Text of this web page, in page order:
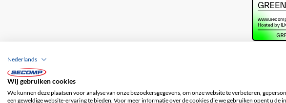
Nederlands
Wij gebruiken cookies
We kunnen deze plaatsen voor analyse van onze bezoekersgegevens, om onze website te verbeteren,
een geweldige website-ervaring te bieden. Voor meer informatie over de cookies die we gebruiken opent u de